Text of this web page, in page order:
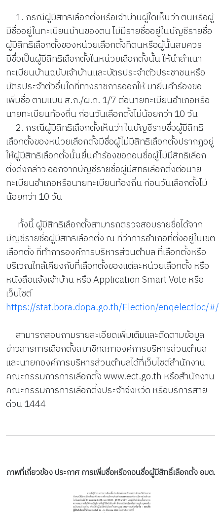
1. กรณีผู้มีสิทธิเลือกตั้งหรือเจ้าบ้านผู้ใดเห็นว่า ตนหรือผู้
มีชื่ออยู่ในทะเบียนบ้านของตน ไม่มีรายชื่ออยู่ในบัญชีรายชื่อ
ผู้มีสิทธิเลือกตั้งของหน่วยเลือกตั้งที่ตนหรือผู้นั้นสมควร
มีชื่อเป็นผู้มีสิทธิเลือกตั้งในหน่วยเลือกตั้งนั้น ให้นำสำเนา
ทะเบียนบ้านฉบับเจ้าบ้านและบัตรประจำตัวประชาชนหรือ
บัตรประจำตัวอื่นใดที่ทางราชการออกให้ มายื่นคำร้องขอ
เพิ่มชื่อ ตามแบบ ส.ถ./ผ.ถ. 1/7 ต่อนายทะเบียนอำเภอหรือ
นายทะเบียนท้องถิ่น ก่อนวันเลือกตั้งไม่น้อยกว่า 10 วัน
2. กรณีผู้มีสิทธิเลือกตั้งเห็นว่า ในบัญชีรายชื่อผู้มีสิทธิ
เลือกตั้งของหน่วยเลือกตั้งมีชื่อผู้ไม่มีสิทธิเลือกตั้งปรากฏอยู่
ให้ผู้มีสิทธิเลือกตั้งนั้นยื่นคำร้องขอถอนชื่อผู้ไม่มีสิทธิเลือก
ตั้งดังกล่าว ออกจากบัญชีรายชื่อผู้มีสิทธิเลือกตั้งต่อนาย
ทะเบียนอำเภอหรือนายทะเบียนท้องถิ่น ก่อนวันเลือกตั้งไม่
น้อยกว่า 10 วัน
ทั้งนี้ ผู้มีสิทธิเลือกตั้งสามารถตรวจสอบรายชื่อได้จาก
บัญชีรายชื่อผู้มีสิทธิเลือกตั้ง ณ ที่ว่าการอำเภอที่ตั้งอยู่ในเขต
เลือกตั้ง ที่ทำการองค์การบริหารส่วนตำบล ที่เลือกตั้งหรือ
บริเวณใกล้เคียงกับที่เลือกตั้งของแต่ละหน่วยเลือกตั้ง หรือ
หนังสือแจ้งเจ้าบ้าน หรือ Application Smart Vote หรือ
เว็บไซต์
https://stat.bora.dopa.go.th/Election/enqelectloc/#/
สามารถสอบถามรายละเอียดเพิ่มเติมและติดตามข้อมูล
ข่าวสารการเลือกตั้งสมาชิกสภาองค์การบริหารส่วนตำบล
และนายกองค์การบริหารส่วนตำบลได้ที่เว็บไซต์สำนักงาน
คณะกรรมการการเลือกตั้ง www.ect.go.th หรือสำนักงาน
คณะกรรมการการเลือกตั้งประจำจังหวัด หรือบริการสาย
ด่วน 1444
ภาพที่เกี่ยวข้อง ประกาศ การเพิ่มชื่อหรือถอนชื่อผู้มีสิทธิ์เลือกตั้ง อบต.